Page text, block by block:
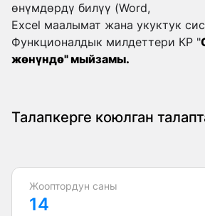
өнүмдөрдү билүү (Word,
Excel маалымат жана укуктук
Функционалдык милдеттери КР "
жөнүндө" мыйзамы.
Талапкерге коюлган
Жооптордун саны
14